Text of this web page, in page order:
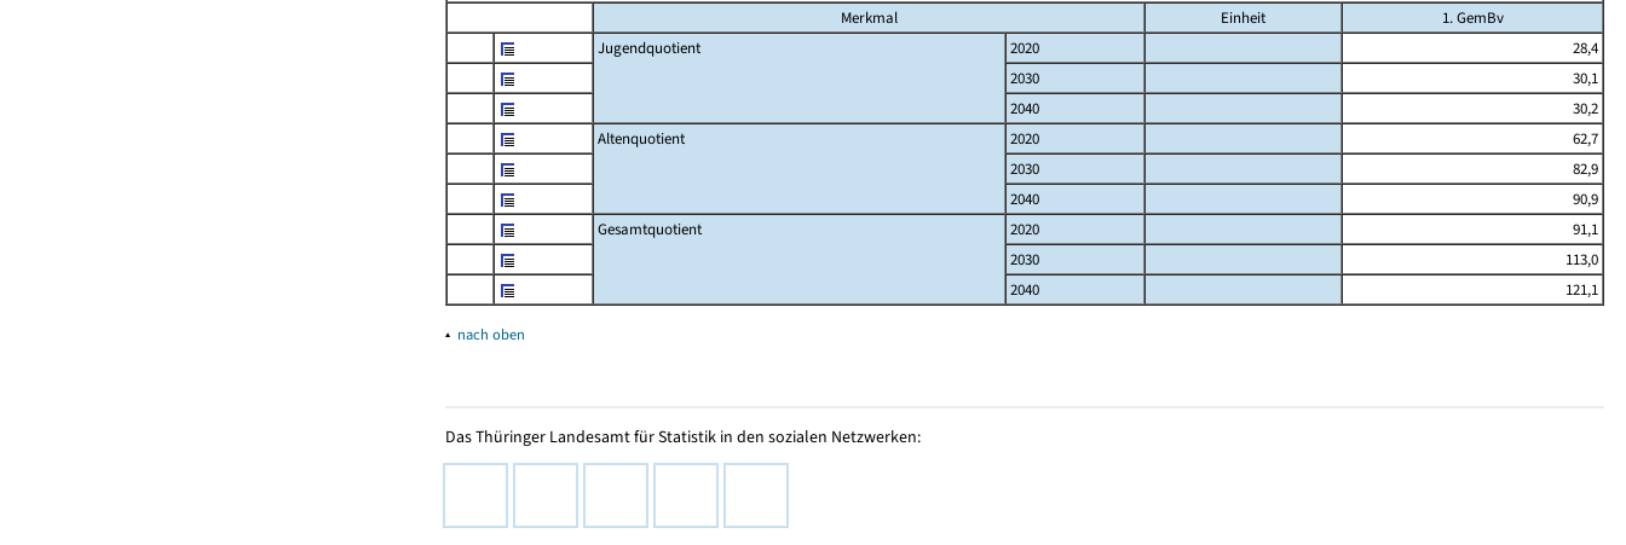
Merkmal
Einheit
1. GemBv
Jugendquotient
2020
28,4
2030
30,1
2040
30,2
Altenquotient
2020
62,7
2030
82,9
2040
90,9
Gesamtquotient
2020
91,1
2030
113,0
2040
121,1
▴ nach oben
Das Thüringer Landesamt für Statistik in den sozialen Netzwerken: